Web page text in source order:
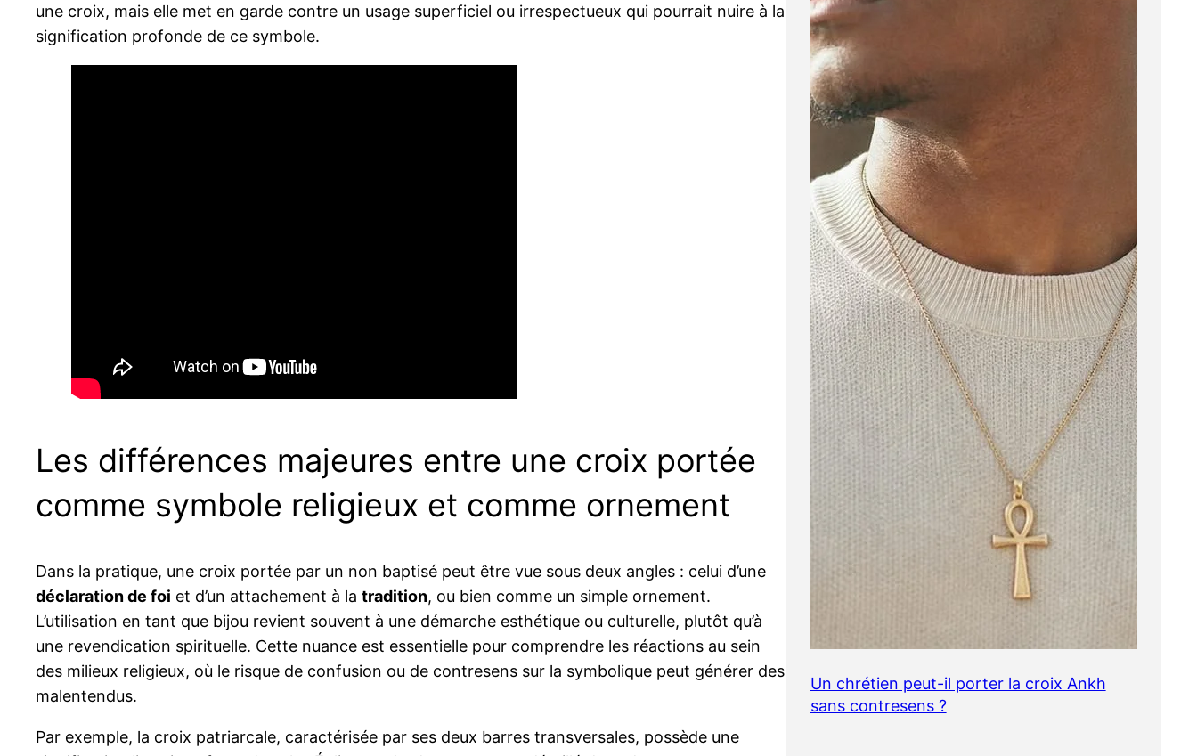
une croix, mais elle met en garde contre un usage superficiel ou irrespectueux qui pourrait nuire à la
signification profonde de ce symbole.
Les différences majeures entre une croix portée
comme symbole religieux et comme ornement
Dans la pratique, une croix portée par un non baptisé peut être vue sous deux angles : celui d’une
déclaration de foi et d’un attachement à la tradition, ou bien comme un simple ornement.
L’utilisation en tant que bijou revient souvent à une démarche esthétique ou culturelle, plutôt qu’à
une revendication spirituelle. Cette nuance est essentielle pour comprendre les réactions au sein
des milieux religieux, où le risque de confusion ou de contresens sur la symbolique peut générer des
malentendus.
Par exemple, la croix patriarcale, caractérisée par ses deux barres transversales, possède une
Un chrétien peut-il porter la croix Ankh
sans contresens ?